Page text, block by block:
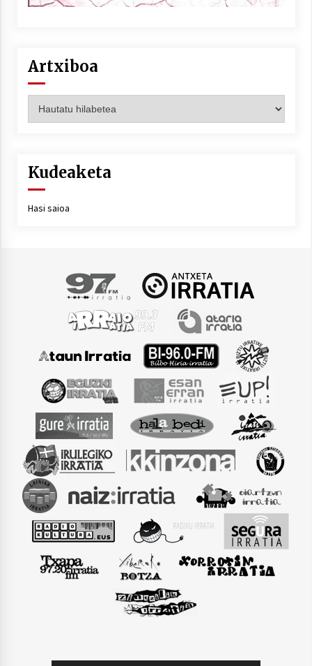
Artxiboa
Kudeaketa
Hasi saioa